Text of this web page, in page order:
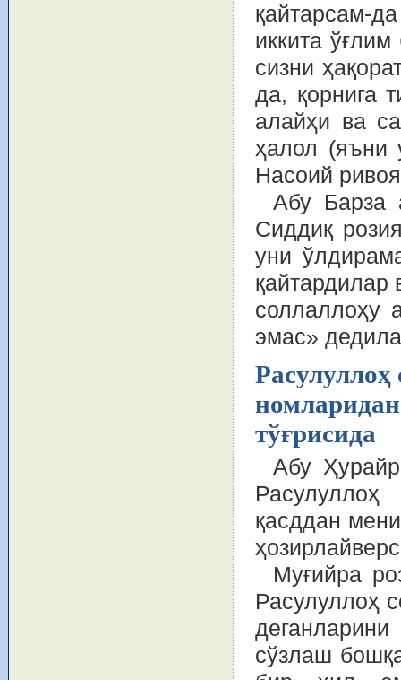
қайтарсам-
иккита
сизни
да, қорнига
алайҳи ва
ҳалол (яъни
Насоий
Абу Барза
Сиддиқ
уни
қайтардилар
соллаллоҳу
эмас»
Расулуллоҳ
тўғрисида
Абу
қасддан
Муғийра
Расулуллоҳ
сўзлаш